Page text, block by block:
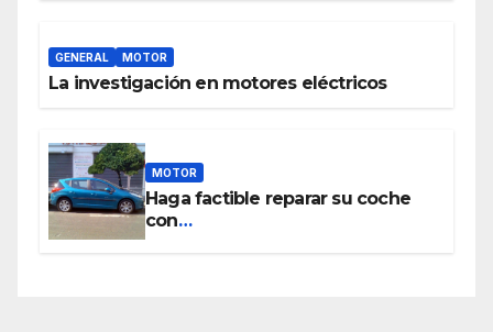
GENERAL MOTOR
La investigación en motores eléctricos
MOTOR
Haga factible reparar su coche
con